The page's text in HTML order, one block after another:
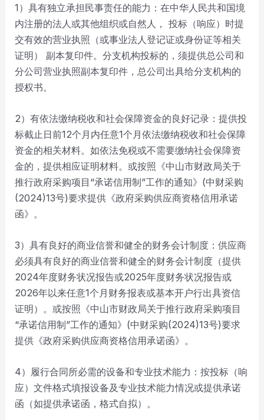
1）具有独立承担民事责任的能力：在中华人民共和国境
内注册的法人或其他组织或自然人， 投标（响应）时提
交有效的营业执照（或事业法人登记证或身份证等相关
证明） 副本复印件。分支机构投标的，须提供总公司和
分公司营业执照副本复印件，总公司出具给分支机构的
授权书。
2）有依法缴纳税收和社会保障资金的良好记录：提供投
标截止日前12个月内任意1个月依法缴纳税收和社会保障
资金的相关材料。如依法免税或不需要缴纳社会保障资
金的，提供相应证明材料。或按照《中山市财政局关于
推行政府采购项目“承诺信用制”工作的通知》(中财采购
(2024)13号)要求提供《政府采购供应商资格信用承诺
函》。
3）具有良好的商业信誉和健全的财务会计制度：供应商
必须具有良好的商业信誉和健全的财务会计制度（提供
2024年度财务状况报告或2025年度财务状况报告或
2026年以来任意1个月财务报表或基本开户行出具资信
证明）。或按照《中山市财政局关于推行政府采购项目
“承诺信用制”工作的通知》(中财采购(2024)13号)要求
提供《政府采购供应商资格信用承诺函》。
4）履行合同所必需的设备和专业技术能力：按投标（响
应）文件格式填报设备及专业技术能力情况或提供承诺
函（如提供承诺函，格式自拟）。